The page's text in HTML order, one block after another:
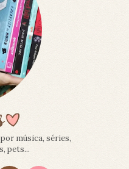
música, séries,
pets...